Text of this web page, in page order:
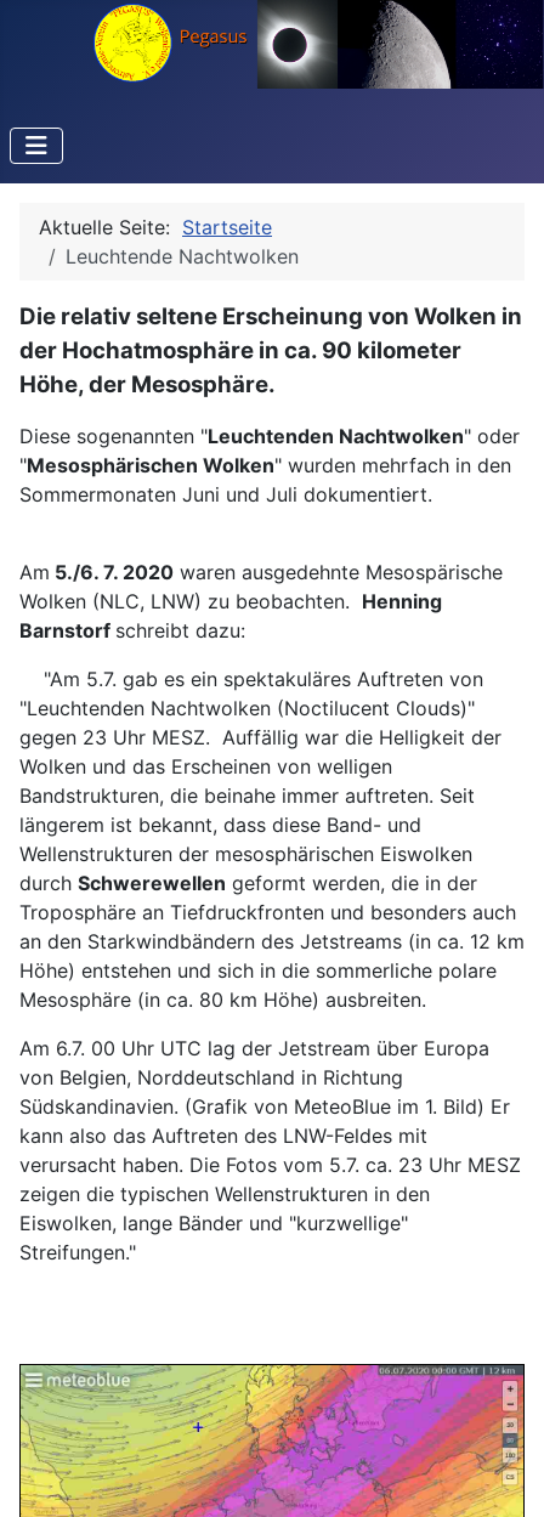
Aktuelle Seite: Startseite
Leuchtende Nachtwolken
Die relativ seltene Erscheinung von Wolken in
der Hochatmosphäre in ca. 90 kilometer
Höhe, der Mesosphäre.
Diese sogenannten "Leuchtenden Nachtwolken" oder
"Mesosphärischen Wolken" wurden mehrfach in den
Sommermonaten Juni und Juli dokumentiert.
Am 5./6. 7. 2020 waren ausgedehnte Mesospärische
Wolken (NLC, LNW) zu beobachten. Henning
Barnstorf schreibt dazu:
"Am 5.7. gab es ein spektakuläres Auftreten von
"Leuchtenden Nachtwolken (Noctilucent Clouds)"
gegen 23 Uhr MESZ. Auffällig war die Helligkeit der
Wolken und das Erscheinen von welligen
Bandstrukturen, die beinahe immer auftreten. Seit
längerem ist bekannt, dass diese Band- und
Wellenstrukturen der mesosphärischen Eiswolken
durch Schwerewellen geformt werden, die in der
Troposphäre an Tiefdruckfronten und besonders auch
an den Starkwindbändern des Jetstreams (in ca. 12 km
Höhe) entstehen und sich in die sommerliche polare
Mesosphäre (in ca. 80 km Höhe) ausbreiten.
Am 6.7. 00 Uhr UTC lag der Jetstream über Europa
von Belgien, Norddeutschland in Richtung
Südskandinavien. (Grafik von MeteoBlue im 1. Bild) Er
kann also das Auftreten des LNW-Feldes mit
verursacht haben. Die Fotos vom 5.7. ca. 23 Uhr MESZ
zeigen die typischen Wellenstrukturen in den
Eiswolken, lange Bänder und "kurzwellige"
Streifungen."